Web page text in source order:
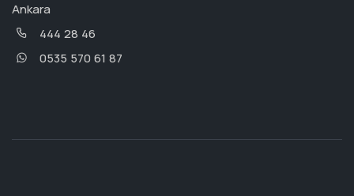
Ankara
444 28 46
0535 570 61 87